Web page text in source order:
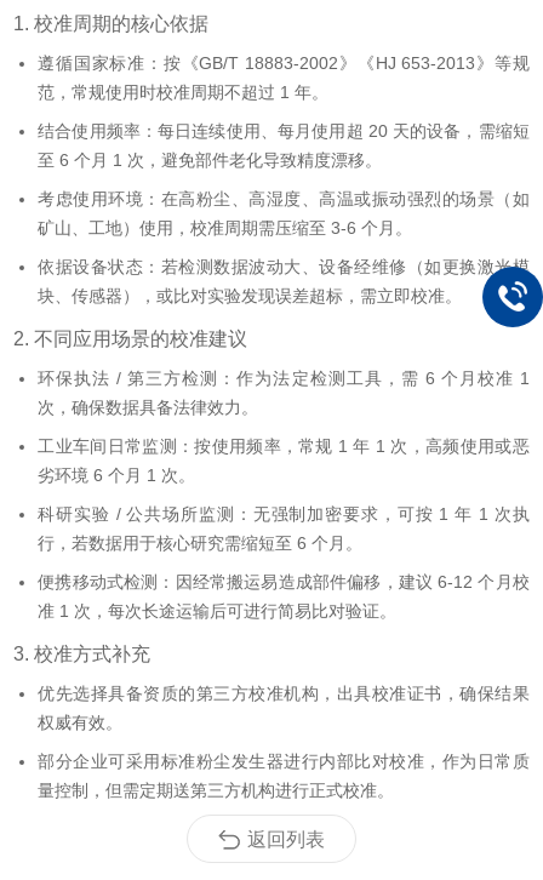
1. 校准周期的核心依据
遵循国家标准：按《GB/T 18883-2002》《HJ 653-2013》等规
范，常规使用时校准周期不超过 1 年。
结合使用频率：每日连续使用、每月使用超 20 天的设备，需缩短
至 6 个月 1 次，避免部件老化导致精度漂移。
考虑使用环境：在高粉尘、高湿度、高温或振动强烈的场景（如
矿山、工地）使用，校准周期需压缩至 3-6 个月。
依据设备状态：若检测数据波动大、设备经维修（如更换激光模
块、传感器），或比对实验发现误差超标，需立即校准。
2. 不同应用场景的校准建议
环保执法 / 第三方检测：作为法定检测工具，需 6 个月校准 1
次，确保数据具备法律效力。
工业车间日常监测：按使用频率，常规 1 年 1 次，高频使用或恶
劣环境 6 个月 1 次。
科研实验 / 公共场所监测：无强制加密要求，可按 1 年 1 次执
行，若数据用于核心研究需缩短至 6 个月。
便携移动式检测：因经常搬运易造成部件偏移，建议 6-12 个月校
准 1 次，每次长途运输后可进行简易比对验证。
3. 校准方式补充
优先选择具备资质的第三方校准机构，出具校准证书，确保结果
权威有效。
部分企业可采用标准粉尘发生器进行内部比对校准，作为日常质
量控制，但需定期送第三方机构进行正式校准。
返回列表